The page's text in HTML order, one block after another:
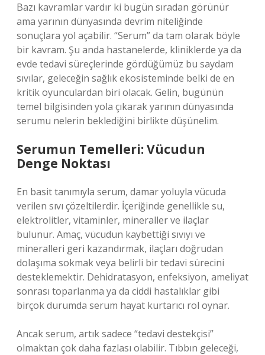
Bazı kavramlar vardır ki bugün sıradan görünür
ama yarının dünyasında devrim niteliğinde
sonuçlara yol açabilir. “Serum” da tam olarak böyle
bir kavram. Şu anda hastanelerde, kliniklerde ya da
evde tedavi süreçlerinde gördüğümüz bu saydam
sıvılar, geleceğin sağlık ekosisteminde belki de en
kritik oyunculardan biri olacak. Gelin, bugünün
temel bilgisinden yola çıkarak yarının dünyasında
serumu nelerin beklediğini birlikte düşünelim.
Serumun Temelleri: Vücudun
Denge Noktası
En basit tanımıyla serum, damar yoluyla vücuda
verilen sıvı çözeltilerdir. İçeriğinde genellikle su,
elektrolitler, vitaminler, mineraller ve ilaçlar
bulunur. Amaç, vücudun kaybettiği sıvıyı ve
mineralleri geri kazandırmak, ilaçları doğrudan
dolaşıma sokmak veya belirli bir tedavi sürecini
desteklemektir. Dehidratasyon, enfeksiyon, ameliyat
sonrası toparlanma ya da ciddi hastalıklar gibi
birçok durumda serum hayat kurtarıcı rol oynar.
Ancak serum, artık sadece “tedavi destekçisi”
olmaktan çok daha fazlası olabilir. Tıbbın geleceği,